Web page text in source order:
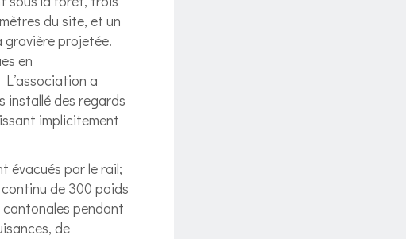
du site, et un
gravière projetée.
en
a
installé des regards
implicitement
évacués par le rail;
de 300 poids
pendant
de